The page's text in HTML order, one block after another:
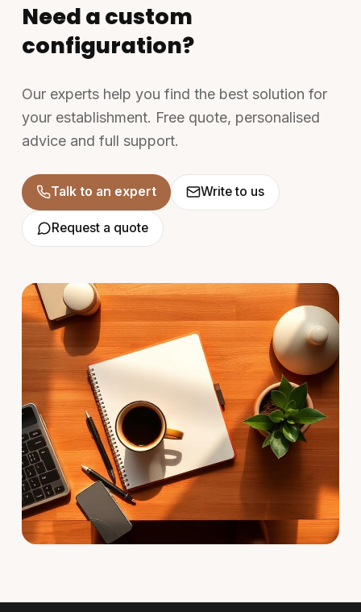
Need a custom
configuration?
Our experts help you find the best solution for
your establishment. Free quote, personalised
advice and full support.
Talk to an expert Write to us
Request a quote